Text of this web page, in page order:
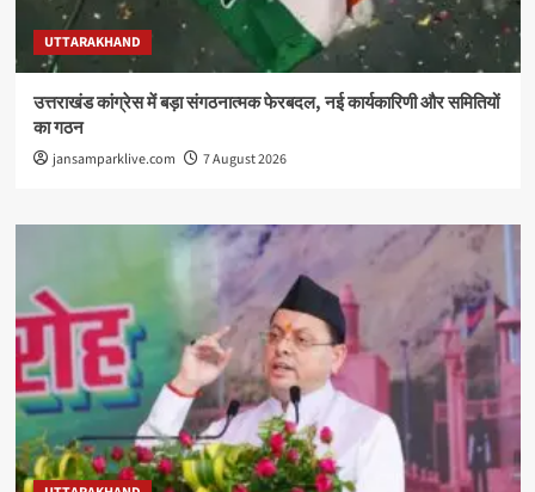
UTTARAKHAND
उत्तराखंड कांग्रेस में बड़ा संगठनात्मक फेरबदल, नई कार्यकारिणी और समितियों
का गठन
jansamparklive.com 7 August 2026